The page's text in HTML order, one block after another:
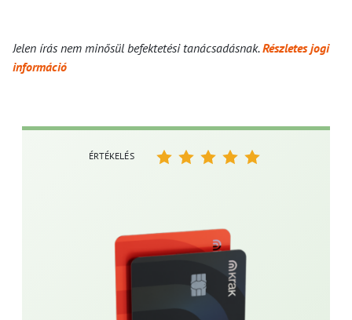
Jelen írás nem minősül befektetési tanácsadásnak.Részletes jogi
információ
ÉRTÉKELÉS